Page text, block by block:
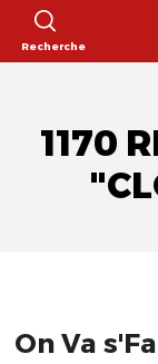
Recherche
1170
On Va